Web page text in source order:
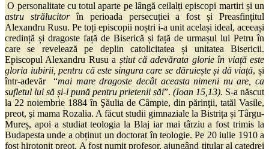
O personalitate cu totul aparte pe lângă ceilalți episcopi martiri și un
astru strălucitorîn perioada persecuției a fost și Preasfințitul
Alexandru Rusu. Pe toți episcopii noștri i-a unit același ideal, aceeași
credință și dragoste față de Biserică și față de urmașul lui Petru în
care se revelează pe deplin catolicitatea și unitatea Bisericii.
Episcopul Alexandru Rusu a știut că adevărata glorie în viață este
gloria iubirii, pentru că este singura care se dăruiește și dă viață, și
într-adevăr “mai mare dragoste decât aceasta nimeni nu are, ca
sufletul lui să și-l pună pentru prietenii săi”. (Ioan 15,13). S-a născut
la 22 noiembrie 1884 în Şăulia de Câmpie, din părinţii, tatăl Vasile,
preot, şi mama Rozalia. A făcut studii gimnaziale la Bistrița și Târgu-
Mureș, apoi a studiat teologia la Blaj iar mai târziu a fost trimis la
Budapesta unde a obținut un doctorat în teologie. Pe 20 iulie 1910 a
fost hirotonit preot. A fost numit profesor, ajungând titular al catedrei